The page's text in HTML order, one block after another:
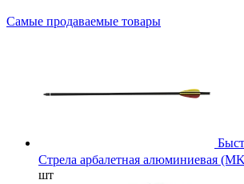
Самые продаваемые товары
Стрела арбалетная алюминиевая
шт